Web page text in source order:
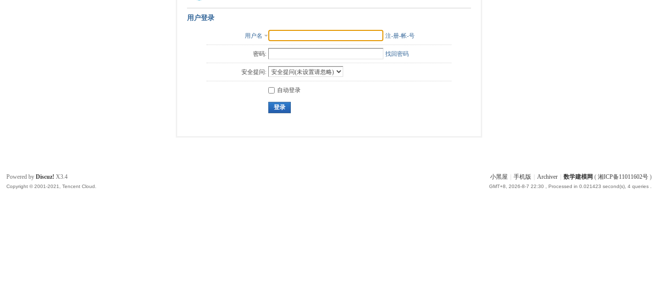
用户登录
用户名 注-册-帐-号
密码: 找回密码
安全提问:
自动登录
登录
小黑屋 手机版 Archiver 数学建模网 ( 湘ICP备11011602号)
GMT+8, 2026-8-7 22:30 , Processed in 0.021423 second(s), 4 queries .
Powered byDiscuz! X3.4
Copyright © 2001-2021, Tencent Cloud.